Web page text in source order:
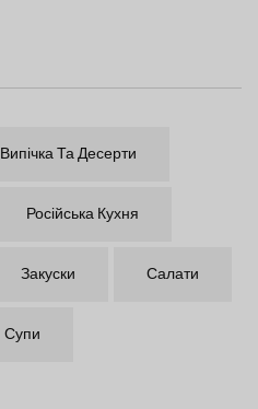
Випічка Та Десерти
Російська Кухня
Закуски Салати
Супи